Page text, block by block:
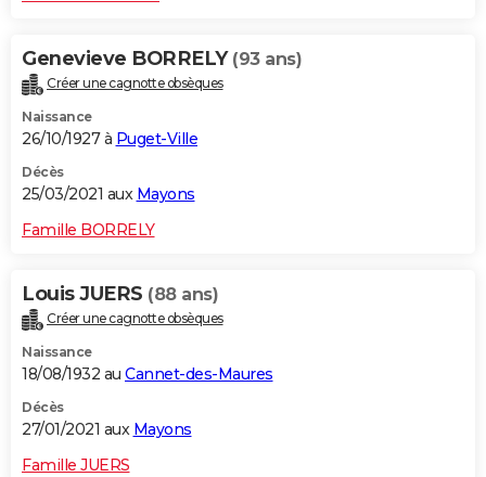
Genevieve BORRELY (93 ans)
Créer une cagnotte obsèques
Naissance
26/10/1927 à Puget-Ville
Décès
25/03/2021 aux Mayons
Famille BORRELY
Louis JUERS (88 ans)
Créer une cagnotte obsèques
Naissance
18/08/1932 au Cannet-des-Maures
Décès
27/01/2021 aux Mayons
Famille JUERS